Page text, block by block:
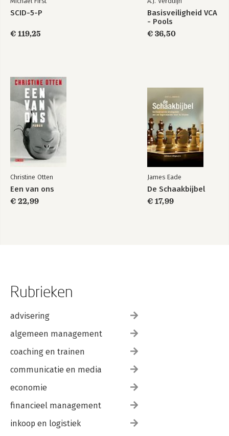
SCID-5-P
€ 119,25
Basisveiligheid VCA
- Pools
€ 36,50
Christine Otten
Een van ons
€ 22,99
James Eade
De Schaakbijbel
€ 17,99
Rubrieken
advisering
algemeen management
coaching en trainen
communicatie en media
economie
financieel management
inkoop en logistiek